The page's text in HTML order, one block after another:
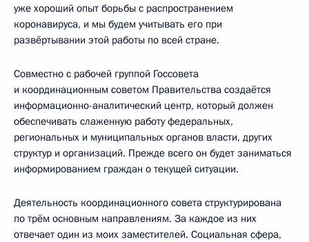
уже хороший опыт борьбы с распространением
коронавируса, и мы будем учитывать его при
развёртывании этой работы по всей стране.
Совместно с рабочей группой Госсовета
и координационным советом Правительства создаётся
информационно-аналитический центр, который должен
обеспечивать слаженную работу федеральных,
региональных и муниципальных органов власти, других
структур и организаций. Прежде всего он будет заниматься
информированием граждан о текущей ситуации.
Деятельность координационного совета структурирована
по трём основным направлениям. За каждое из них
отвечает один из моих заместителей. Социальная сфера,